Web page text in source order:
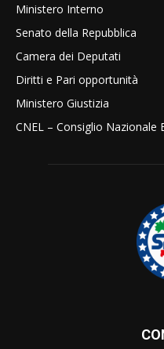
Ministero Interno
Senato della Repubblica
Camera dei Deputati
Diritti e Pari opportunità
Ministero Giustizia
CNEL – Consiglio Nazionale